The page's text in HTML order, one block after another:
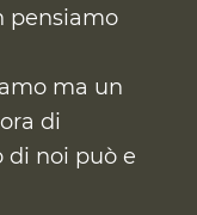
pensiamo
ma un
di
di noi può e